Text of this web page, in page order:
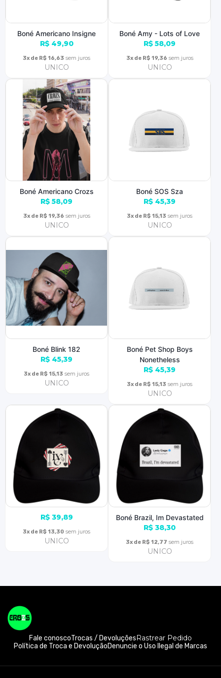
Boné Americano Insigne
R$ 49,90
3x de R$ 16,63 sem juros
UNICO
Boné Amy - Lots of Love
R$ 58,09
3x de R$ 19,36 sem juros
UNICO
Boné Americano Crozs
R$ 58,09
3x de R$ 19,36 sem juros
UNICO
Boné SOS Sza
R$ 45,39
3x de R$ 15,13 sem juros
UNICO
Boné Blink 182
R$ 45,39
3x de R$ 15,13 sem juros
UNICO
Boné Pet Shop Boys
Nonetheless
R$ 45,39
3x de R$ 15,13 sem juros
UNICO
R$ 39,89
3x de R$ 13,30 sem juros
UNICO
Boné Brazil, Im Devastated
R$ 38,30
3x de R$ 12,77 sem juros
UNICO
Fale conoscoTrocas / DevoluçõesRastrear Pedido
Política de Troca e DevoluçãoDenuncie o Uso Ilegal de Marcas